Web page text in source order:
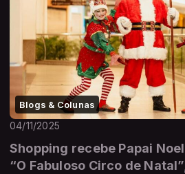
Blogs & Colunas
04/11/2025
Shopping recebe Papai
“O Fabuloso Circo de